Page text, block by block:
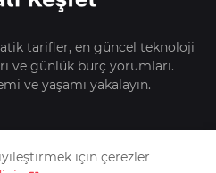
tarifler, en güncel teknoloji
ve günlük burç yorumları.
ve yaşamı yakalayın.
İletişim Künye
için çerezler